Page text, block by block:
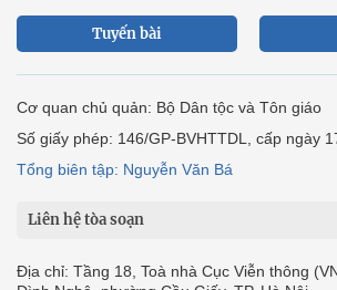
Tuyến bài
Cơ quan chủ quản: Bộ Dân tộc và Tôn giáo
Số giấy phép: 146/GP-BVHTTDL, cấp ngày
Tổng biên tập: Nguyễn Văn Bá
Liên hệ tòa soạn
Địa chỉ: Tầng 18, Toà nhà Cục Viễn thông